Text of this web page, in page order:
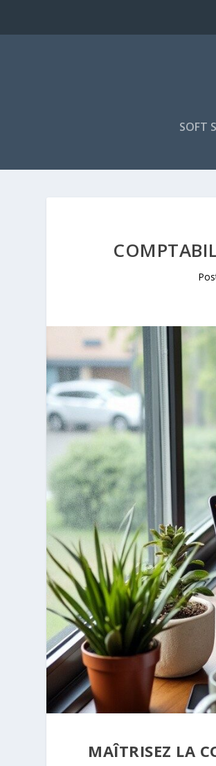
SOFT
MAÎTRISEZ LA